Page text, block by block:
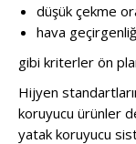
düşük çekme
hava
gibi kriterler ön
Hijyen
koruyucu ürünler
yatak koruyucu